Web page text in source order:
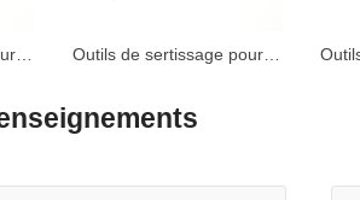
Outils de sertissage pour